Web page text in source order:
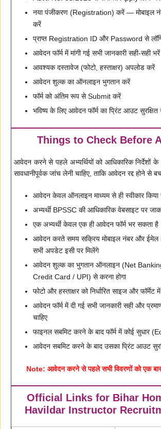
नया पंजीकरण (Registration) करें — मोबाइल
करें
प्राप्त Registration ID और Password से
आवेदन फॉर्म में मांगी गई सभी जानकारी सही-सही भरें
आवश्यक दस्तावेज (फोटो, हस्ताक्षर) अपलोड करें
आवेदन शुल्क का ऑनलाइन भुगतान करें
फॉर्म को अंतिम रूप से Submit करें
भविष्य के लिए आवेदन फॉर्म का प्रिंट आउट
Things to Check Before
आवेदन करने से पहले अभ्यर्थियों को आधिकारिक निर्देशों के
सावधानीपूर्वक जांच लेनी चाहिए, ताकि आवेदन रद्द होने से
आवेदन केवल ऑनलाइन माध्यम से ही स्वीकार किया
अभ्यर्थी BPSSC की आधिकारिक वेबसाइट पर
एक अभ्यर्थी केवल एक ही आवेदन फॉर्म भर सकता है
आवेदन करते समय सक्रिय मोबाइल नंबर और ईमेल
सभी अपडेट इसी पर मिलेंगे
आवेदन शुल्क का भुगतान ऑनलाइन (Net
Credit Card / UPI) से करना होगा
फोटो और हस्ताक्षर को निर्धारित साइज और
आवेदन फॉर्म में दी गई सभी जानकारी सही और
चाहिए
फाइनल सबमिट करने के बाद फॉर्म में कोई सुधार
आवेदन सबमिट करने के बाद उसका प्रिंट आउट
Note: आवेदन करने से पहले सभी विवरणों को एक
Official Links for Bihar
Havildar Instructor